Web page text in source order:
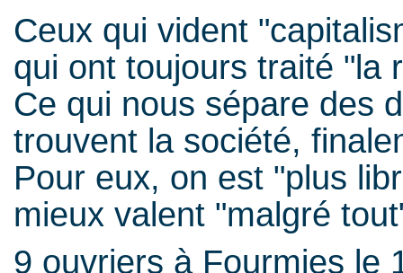
Ceux qui vident
qui ont toujours traité "la
Ce qui nous sépare des
trouvent la société,
Pour eux, on est "plus
mieux valent "malgré
9 ouvriers à Fourmies le